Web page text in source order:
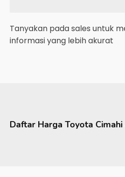
Tanyakan pada sales untuk
informasi yang lebih akurat
Daftar Harga Toyota Cimahi